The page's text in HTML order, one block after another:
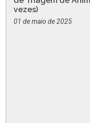
vezes)
01 de maio de 2025